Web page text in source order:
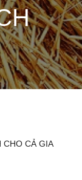
CHO CẢ GIA